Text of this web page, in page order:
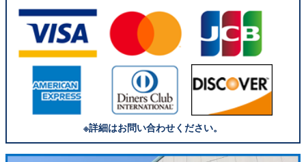
※詳細はお問い合わせください。